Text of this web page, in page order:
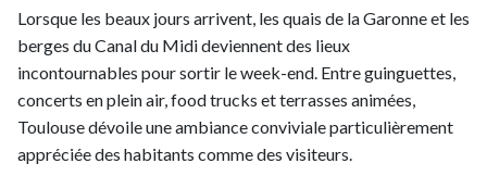
Lorsque les beaux jours arrivent, les quais de la Garonne et les
berges du Canal du Midi deviennent des lieux
incontournables pour sortir le week-end. Entre guinguettes,
concerts en plein air, food trucks et terrasses animées,
Toulouse dévoile une ambiance conviviale particulièrement
appréciée des habitants comme des visiteurs.